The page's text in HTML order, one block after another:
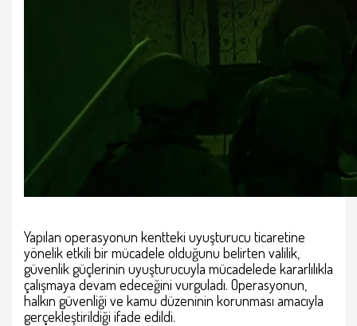
Yapılan operasyonun kentteki uyuşturucu ticaretine
yönelik etkili bir mücadele olduğunu belirten valilik,
güvenlik güçlerinin uyuşturucuyla mücadelede kararlılıkla
çalışmaya devam edeceğini vurguladı. Operasyonun,
halkın güvenliği ve kamu düzeninin korunması amacıyla
gerçekleştirildiği ifade edildi.